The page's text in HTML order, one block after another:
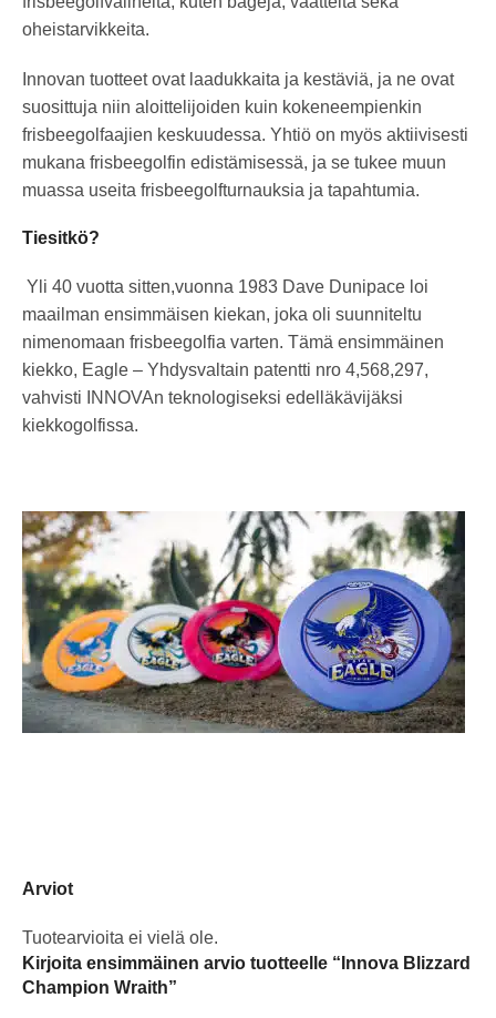
oheistarvikkeita.
Innovan tuotteet ovat laadukkaita ja kestäviä, ja ne ovat
suosittuja niin aloittelijoiden kuin kokeneempienkin
frisbeegolfaajien keskuudessa. Yhtiö on myös aktiivisesti
mukana frisbeegolfin edistämisessä, ja se tukee muun
muassa useita frisbeegolfturnauksia ja tapahtumia.
Tiesitkö?
Yli 40 vuotta sitten,vuonna 1983 Dave Dunipace loi
maailman ensimmäisen kiekan, joka oli suunniteltu
nimenomaan frisbeegolfia varten. Tämä ensimmäinen
kiekko, Eagle – Yhdysvaltain patentti nro 4,568,297,
vahvisti INNOVAn teknologiseksi edelläkävijäksi
kiekkogolfissa.
Arviot
Tuotearvioita ei vielä ole.
Kirjoita ensimmäinen arvio tuotteelle “Innova Blizzard
Champion Wraith”